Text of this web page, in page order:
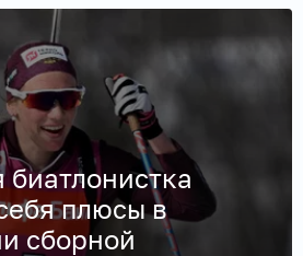
биатлонистка
плюсы в
сборной